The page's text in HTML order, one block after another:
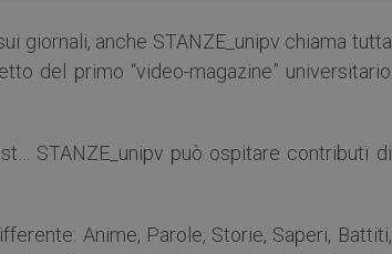
giornali, anche STANZE_unipv chiama tutta
del primo “video-magazine” universitario
STANZE_unipv può ospitare contributi di
Anime, Parole, Storie, Saperi, Battiti,